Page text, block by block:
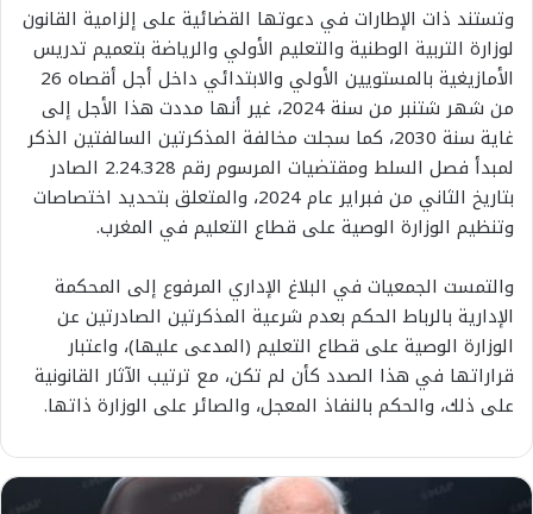
وتستند ذات الإطارات في دعوتها القضائية على إلزامية القانون
لوزارة التربية الوطنية والتعليم الأولي والرياضة بتعميم تدريس
الأمازيغية بالمستويين الأولي والابتدائي داخل أجل أقصاه 26
من شهر شتنبر من سنة 2024، غير أنها مددت هذا الأجل إلى
غاية سنة 2030، كما سجلت مخالفة المذكرتين السالفتين الذكر
لمبدأ فصل السلط ومقتضيات المرسوم رقم 2.24.328 الصادر
بتاريخ الثاني من فبراير عام 2024، والمتعلق بتحديد اختصاصات
وتنظيم الوزارة الوصية على قطاع التعليم في المغرب.
والتمست الجمعيات في البلاغ الإداري المرفوع إلى المحكمة
الإدارية بالرباط الحكم بعدم شرعية المذكرتين الصادرتين عن
الوزارة الوصية على قطاع التعليم (المدعى عليها)، واعتبار
قراراتها في هذا الصدد كأن لم تكن، مع ترتيب الآثار القانونية
على ذلك، والحكم بالنفاذ المعجل، والصائر على الوزارة ذاتها.
م